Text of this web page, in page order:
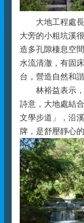
大地工程處長
大旁的小粗坑溪
造多孔隙棲息空
水流清澈，有固
台，營造自然和
林裕益表示，
詩意，大地處結
文學步道」，沿
牌，是舒壓靜心